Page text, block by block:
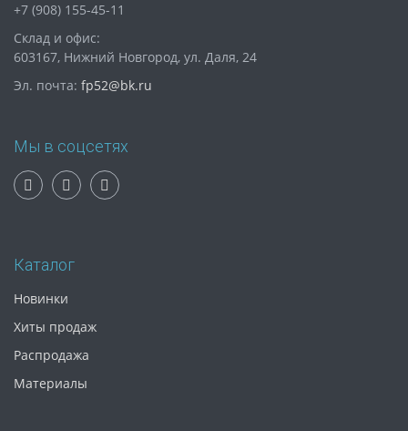
+7 (908) 155-45-11
Склад и офис:
603167, Нижний Новгород, ул. Даля, 24
Эл. почта: fp52@bk.ru
Мы в соцсетях
Каталог
Новинки
Хиты продаж
Распродажа
Материалы